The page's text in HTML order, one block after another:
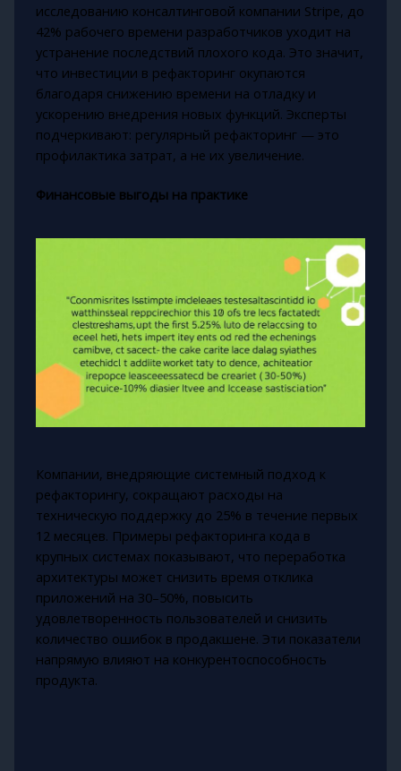
исследованию консалтинговой компании Stripe, до
42% рабочего времени разработчиков уходит на
устранение последствий плохого кода. Это значит,
что инвестиции в рефакторинг окупаются
благодаря снижению времени на отладку и
ускорению внедрения новых функций. Эксперты
подчеркивают: регулярный рефакторинг — это
профилактика затрат, а не их увеличение.
Финансовые выгоды на практике
Компании, внедряющие системный подход к
рефакторингу, сокращают расходы на
техническую поддержку до 25% в течение первых
12 месяцев. Примеры рефакторинга кода в
крупных системах показывают, что переработка
архитектуры может снизить время отклика
приложений на 30–50%, повысить
удовлетворенность пользователей и снизить
количество ошибок в продакшене. Эти показатели
напрямую влияют на конкурентоспособность
продукта.